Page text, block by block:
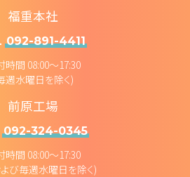
福重本社
092-891-4411
時間 08:00～17:30
週水曜日を除く)
前原工場
092-324-0345
時間 08:00～17:30
び毎週水曜日を除く)